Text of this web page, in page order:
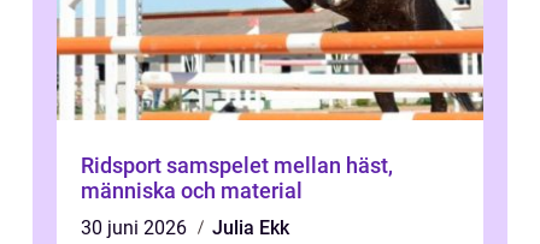
Ridsport samspelet mellan häst,
människa och material
30 juni 2026
Julia Ekk